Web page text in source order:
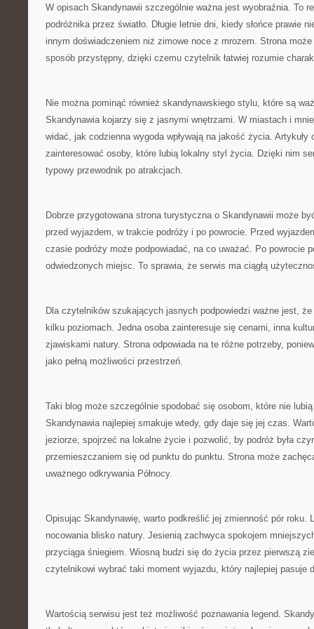
W opisach Skandynawii szczególnie ważna jest wyobraźnia. To
podróżnika przez światło. Długie letnie dni, kiedy słońce prawie
innym doświadczeniem niż zimowe noce z mrozem. Strona
sposób przystępny, dzięki czemu czytelnik łatwiej rozumie
Nie można pominąć również skandynawskiego stylu, które są
Skandynawia kojarzy się z jasnymi wnętrzami. W miastach i
widać, jak codzienna wygoda wpływają na jakość życia.
zainteresować osoby, które lubią lokalny styl życia. Dzięki nim
typowy przewodnik po atrakcjach.
Dobrze przygotowana strona turystyczna o Skandynawii może
przed wyjazdem, w trakcie podróży i po powrocie. Przed
czasie podróży może podpowiadać, na co uważać. Po powrocie
odwiedzonych miejsc. To sprawia, że serwis ma ciągłą
Dla czytelników szukających jasnych podpowiedzi ważne jest,
kilku poziomach. Jedna osoba zainteresuje się cenami, inna
zjawiskami natury. Strona odpowiada na te różne potrzeby,
jako pełną możliwości przestrzeń.
Taki blog może szczególnie spodobać się osobom, które nie
Skandynawia najlepiej smakuje wtedy, gdy daje się jej czas.
jeziorze, spojrzeć na lokalne życie i pozwolić, by podróż była
przemieszczaniem się od punktu do punktu. Strona może
uważnego odkrywania Północy.
Opisując Skandynawię, warto podkreślić jej zmienność pór roku.
nocowania blisko natury. Jesienią zachwyca spokojem
przyciąga śniegiem. Wiosną budzi się do życia przez pierwszą
czytelnikowi wybrać taki moment wyjazdu, który najlepiej pasuje
Wartością serwisu jest też możliwość poznawania legend.